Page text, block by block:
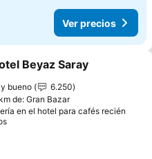
Ver precios
a favoritos
Beyaz Saray
bueno
6.250
de: Gran Bazar
en el hotel para cafés recién